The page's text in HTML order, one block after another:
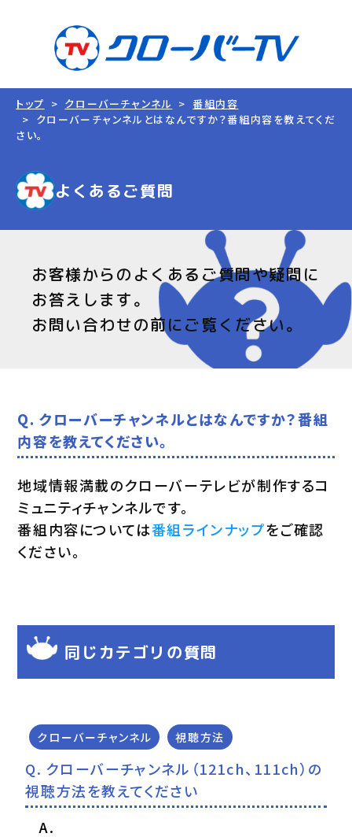
トップ クローバーチャンネル
番組内容
クローバーチャンネルとはなんですか？番組内容を教えてくだ
さい。
よくあるご質問
お客様からのよくあるご質問や疑問に
お答えします。
お問い合わせの前にご覧ください。
Q. クローバーチャンネルとはなんですか？番組
内容を教えてください。
地域情報満載のクローバーテレビが制作するコ
ミュニティチャンネルです。
番組内容については番組ラインナップをご確認
ください。
同じカテゴリの質問
クローバーチャンネル 視聴方法
クローバーチャンネル（121ch、111ch）の
視聴方法を教えてください